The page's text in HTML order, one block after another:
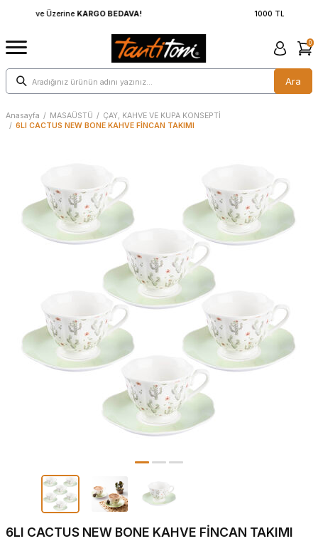
1000 TL ve Üzerine
Ara
0
Anasayfa / MASAÜSTÜ / ÇAY, KAHVE VE KUPA KONSEPTİ
/ 6LI CACTUS NEW BONE KAHVE FİNCAN TAKIMI
6LI CACTUS NEW BONE KAHVE FİNCAN TAKIMI